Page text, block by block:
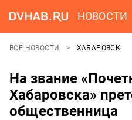
НОВОСТИ
ВСЕ НОВОСТИ ХАБАРОВСК
На звание
Хабаровска»
общественница